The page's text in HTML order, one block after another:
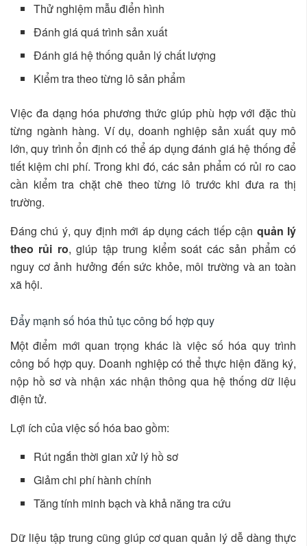
Thử nghiệm mẫu điển hình
Đánh giá quá trình sản xuất
Đánh giá hệ thống quản lý chất lượng
Kiểm tra theo từng lô sản phẩm
Việc đa dạng hóa phương thức giúp phù hợp với đặc thù
từng ngành hàng. Ví dụ, doanh nghiệp sản xuất quy mô
lớn, quy trình ổn định có thể áp dụng đánh giá hệ thống để
tiết kiệm chi phí. Trong khi đó, các sản phẩm có rủi ro cao
cần kiểm tra chặt chẽ theo từng lô trước khi đưa ra thị
trường.
Đáng chú ý, quy định mới áp dụng cách tiếp cận quản lý
theo rủi ro, giúp tập trung kiểm soát các sản phẩm có
nguy cơ ảnh hưởng đến sức khỏe, môi trường và an toàn
xã hội.
Đẩy mạnh số hóa thủ tục công bố hợp quy
Một điểm mới quan trọng khác là việc số hóa quy trình
công bố hợp quy. Doanh nghiệp có thể thực hiện đăng ký,
nộp hồ sơ và nhận xác nhận thông qua hệ thống dữ liệu
điện tử.
Lợi ích của việc số hóa bao gồm:
Rút ngắn thời gian xử lý hồ sơ
Giảm chi phí hành chính
Tăng tính minh bạch và khả năng tra cứu
Dữ liệu tập trung cũng giúp cơ quan quản lý dễ dàng thực